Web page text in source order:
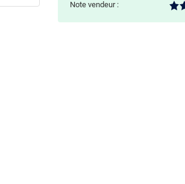
Note vendeur :